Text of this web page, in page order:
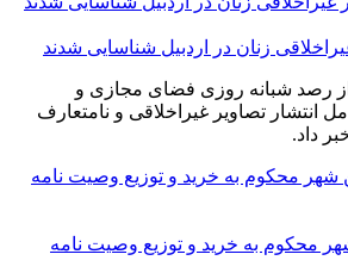
زنان در اردبیل شناسایی شدند
از رصد شبانه روزی فضای مجازی و
انتشار تصاویر غیراخلاقی و نامتعارف
داد.
محکوم به خرید و توزیع وصیت نامه